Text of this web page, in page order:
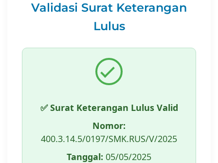
Validasi Surat Keterangan
Lulus
✅ Surat Keterangan Lulus Valid
Nomor:
400.3.14.5/0197/SMK.RUS/V/2025
Tanggal: 05/05/2025